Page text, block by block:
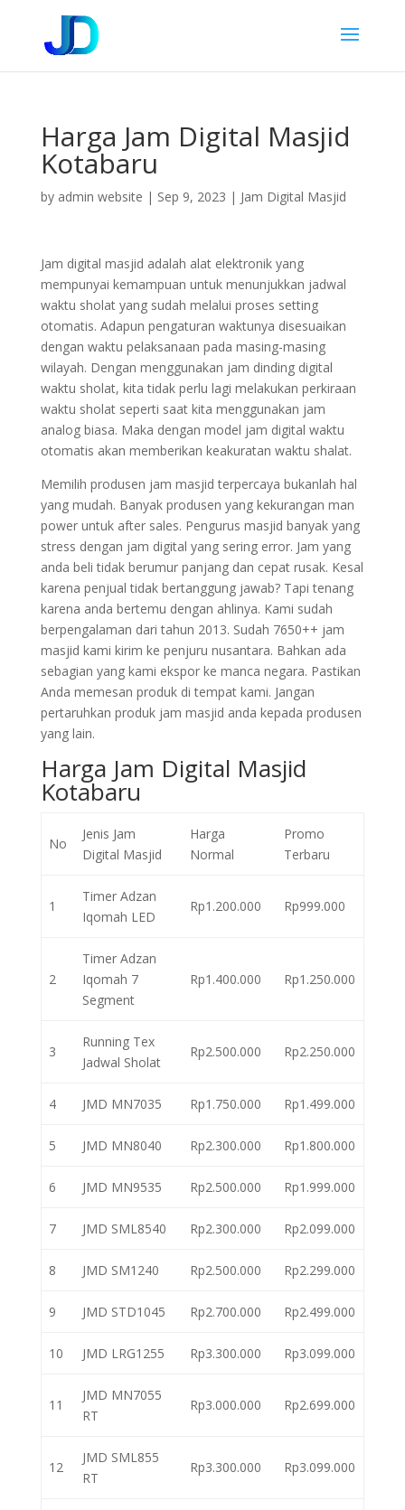
Harga Jam Digital Masjid
Kotabaru
by admin website | Sep 9, 2023 | Jam Digital Masjid
Jam digital masjid adalah alat elektronik yang
mempunyai kemampuan untuk menunjukkan jadwal
waktu sholat yang sudah melalui proses setting
otomatis. Adapun pengaturan waktunya disesuaikan
dengan waktu pelaksanaan pada masing-masing
wilayah. Dengan menggunakan jam dinding digital
waktu sholat, kita tidak perlu lagi melakukan perkiraan
waktu sholat seperti saat kita menggunakan jam
analog biasa. Maka dengan model jam digital waktu
otomatis akan memberikan keakuratan waktu shalat.
Memilih produsen jam masjid terpercaya bukanlah hal
yang mudah. Banyak produsen yang kekurangan man
power untuk after sales. Pengurus masjid banyak yang
stress dengan jam digital yang sering error. Jam yang
anda beli tidak berumur panjang dan cepat rusak. Kesal
karena penjual tidak bertanggung jawab? Tapi tenang
karena anda bertemu dengan ahlinya. Kami sudah
berpengalaman dari tahun 2013. Sudah 7650++ jam
masjid kami kirim ke penjuru nusantara. Bahkan ada
sebagian yang kami ekspor ke manca negara. Pastikan
Anda memesan produk di tempat kami. Jangan
pertaruhkan produk jam masjid anda kepada produsen
yang lain.
Harga Jam Digital Masjid
Kotabaru
No
Jenis Jam
Digital Masjid
Harga
Normal
Promo
Terbaru
1
Timer Adzan
Iqomah LED
Rp1.200.000 Rp999.000
2
Timer Adzan
Iqomah 7
Segment
Rp1.400.000 Rp1.250.000
3
Running Tex
Jadwal Sholat
Rp2.500.000 Rp2.250.000
4 JMD MN7035 Rp1.750.000 Rp1.499.000
5 JMD MN8040 Rp2.300.000 Rp1.800.000
6 JMD MN9535 Rp2.500.000 Rp1.999.000
7 JMD SML8540 Rp2.300.000 Rp2.099.000
8 JMD SM1240 Rp2.500.000 Rp2.299.000
9 JMD STD1045 Rp2.700.000 Rp2.499.000
10 JMD LRG1255 Rp3.300.000 Rp3.099.000
11
JMD MN7055
RT
Rp3.000.000 Rp2.699.000
12
JMD SML855
RT
Rp3.300.000 Rp3.099.000